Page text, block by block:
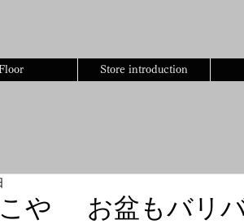
Store introduction
こや お盆もバリバ